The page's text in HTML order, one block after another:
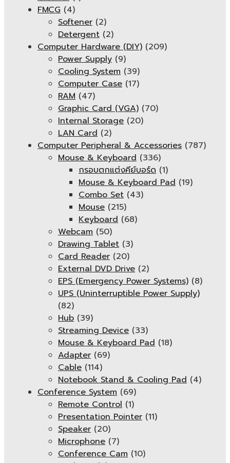
FMCG (4)
Softener (2)
Detergent (2)
Computer Hardware (DIY) (209)
Power Supply (9)
Cooling System (39)
Computer Case (17)
RAM (47)
Graphic Card (VGA) (70)
Internal Storage (20)
LAN Card (2)
Computer Peripheral & Accessories (787)
Mouse & Keyboard (336)
กรอบตกแต่งคีย์บอร์ด (1)
Mouse & Keyboard Pad (19)
Combo Set (43)
Mouse (215)
Keyboard (68)
Webcam (50)
Drawing Tablet (3)
Card Reader (20)
External DVD Drive (2)
EPS (Emergency Power Systems) (8)
UPS (Uninterruptible Power Supply)
(82)
Hub (39)
Streaming Device (33)
Mouse & Keyboard Pad (18)
Adapter (69)
Cable (114)
Notebook Stand & Cooling Pad (4)
Conference System (69)
Remote Control (1)
Presentation Pointer (11)
Speaker (20)
Microphone (7)
Conference Cam (10)